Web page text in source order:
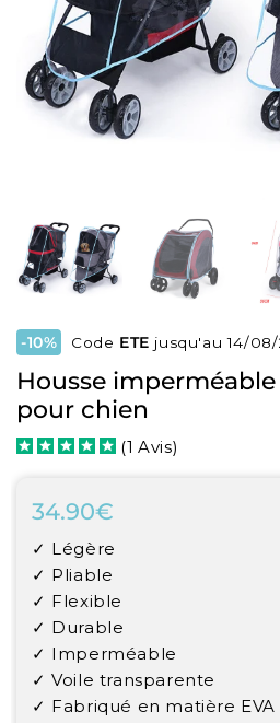
-10% Code ETE jusqu'au 14/
Housse
pour chien
(1 Avis)
34.90€
Unit
price
✓ Légère
✓ Pliable
✓ Flexible
✓ Durable
✓ Imperméable
✓ Voile transparente
✓ Fabriqué en matière EVA